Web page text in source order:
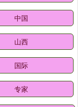
中国
山西
国际
专家